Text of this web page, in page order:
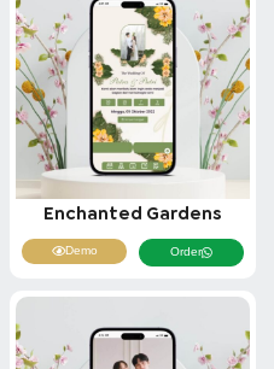
Enchanted Gardens
Demo Order